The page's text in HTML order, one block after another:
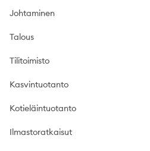
Johtaminen
Talous
Tilitoimisto
Kasvintuotanto
Kotieläintuotanto
Ilmastoratkaisut